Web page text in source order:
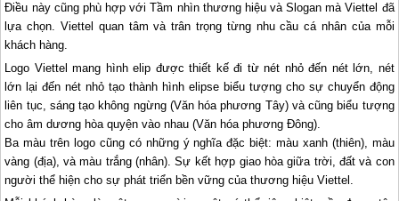
Điều này cũng phù hợp với Tầm nhìn thương hiệu và Slogan mà Viettel đã
lựa chọn. Viettel quan tâm và trân trọng từng nhu cầu cá nhân của mỗi
khách hàng.
Logo Viettel mang hình elip được thiết kế đi từ nét nhỏ đến nét lớn, nét
lớn lại đến nét nhỏ tạo thành hình elipse biểu tượng cho sự chuyển động
liên tục, sáng tạo không ngừng (Văn hóa phương Tây) và cũng biểu tượng
cho âm dương hòa quyện vào nhau (Văn hóa phương Đông).
Ba màu trên logo cũng có những ý nghĩa đặc biệt: màu xanh (thiên), màu
vàng (địa), và màu trắng (nhân). Sự kết hợp giao hòa giữa trời, đất và con
người thể hiện cho sự phát triển bền vững của thương hiệu Viettel.